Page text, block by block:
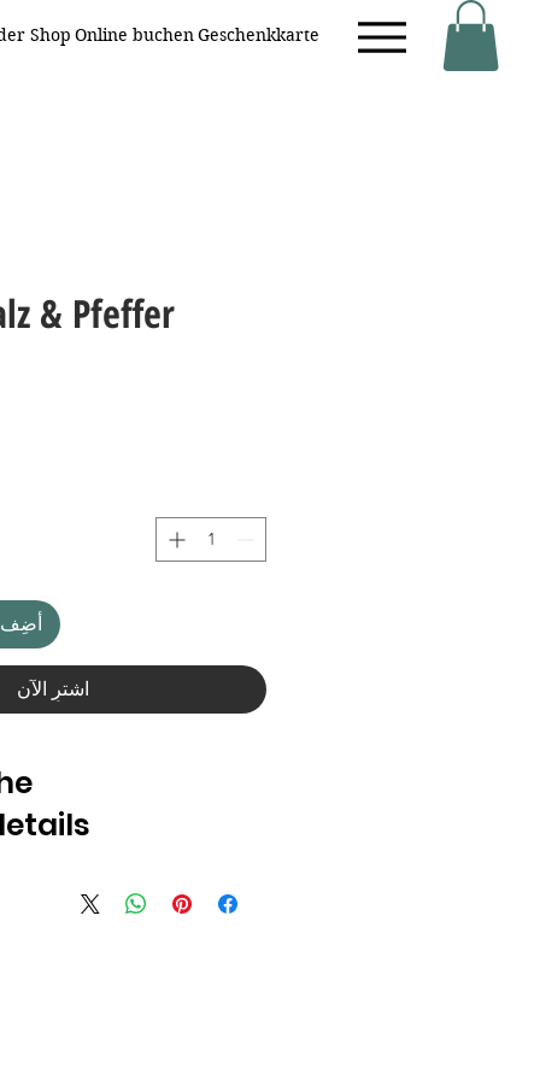
Shop Online buchen Geschenkkarte
& Pfeffer
أضِف
اشترِ الآن
empfohlen, damit Farben